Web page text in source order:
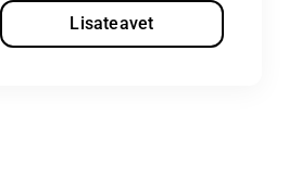
Lisateavet